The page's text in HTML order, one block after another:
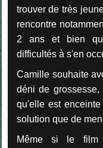
trouver de très
rencontre
2 ans et bien
difficultés à s'en
Camille souhaite
déni de
qu'elle est
solution que de
Même si le